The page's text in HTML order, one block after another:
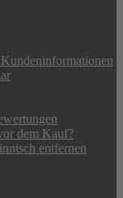
dem Kauf?
entfernen